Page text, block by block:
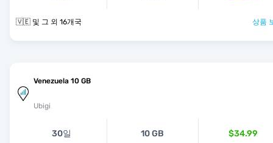
🇻🇪 및 그 외 16개국 상품
Venezuela 10 GB
Ubigi
30일 10 GB $34.99